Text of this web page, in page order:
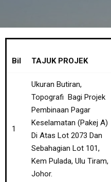
Bil TAJUK PROJEK
1
Ukuran Butiran,
Topografi Bagi Projek
Pembinaan Pagar
Keselamatan (Pakej A)
Di Atas Lot 2073 Dan
Sebahagian Lot 101,
Kem Pulada, Ulu Tiram,
Johor.